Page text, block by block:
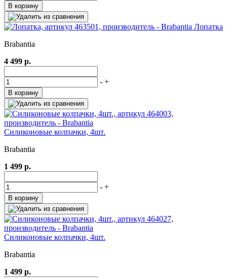
В корзину
Лопатка
Brabantia
4 499 р.
- +
В корзину
Силиконовые колпачки, 4шт.
Brabantia
1 499 р.
- +
В корзину
Силиконовые колпачки, 4шт.
Brabantia
1 499 р.